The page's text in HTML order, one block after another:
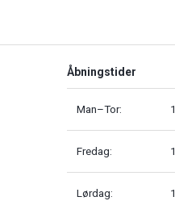
Åbningstider
Man–Tor:
Fredag:
Lørdag: